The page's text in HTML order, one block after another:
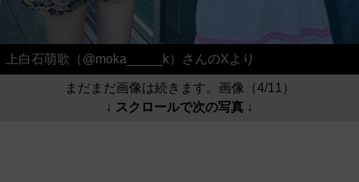
上白石萌歌（@moka_____k）さんのXより
まだまだ画像は続きます。画像（4/11）
↓ スクロールで次の写真 ↓